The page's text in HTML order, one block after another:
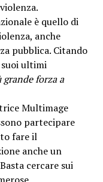
è quello di
anche
pubblica. Citando
ultimi
forza a
Multimage
partecipare
fare il
anche un
cercare sui